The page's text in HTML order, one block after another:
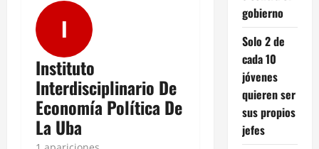
I
Instituto
Interdisciplinario De
Economía Política De
La Uba
gobierno
Solo 2 de
cada 10
jóvenes
quieren ser
sus propios
jefes